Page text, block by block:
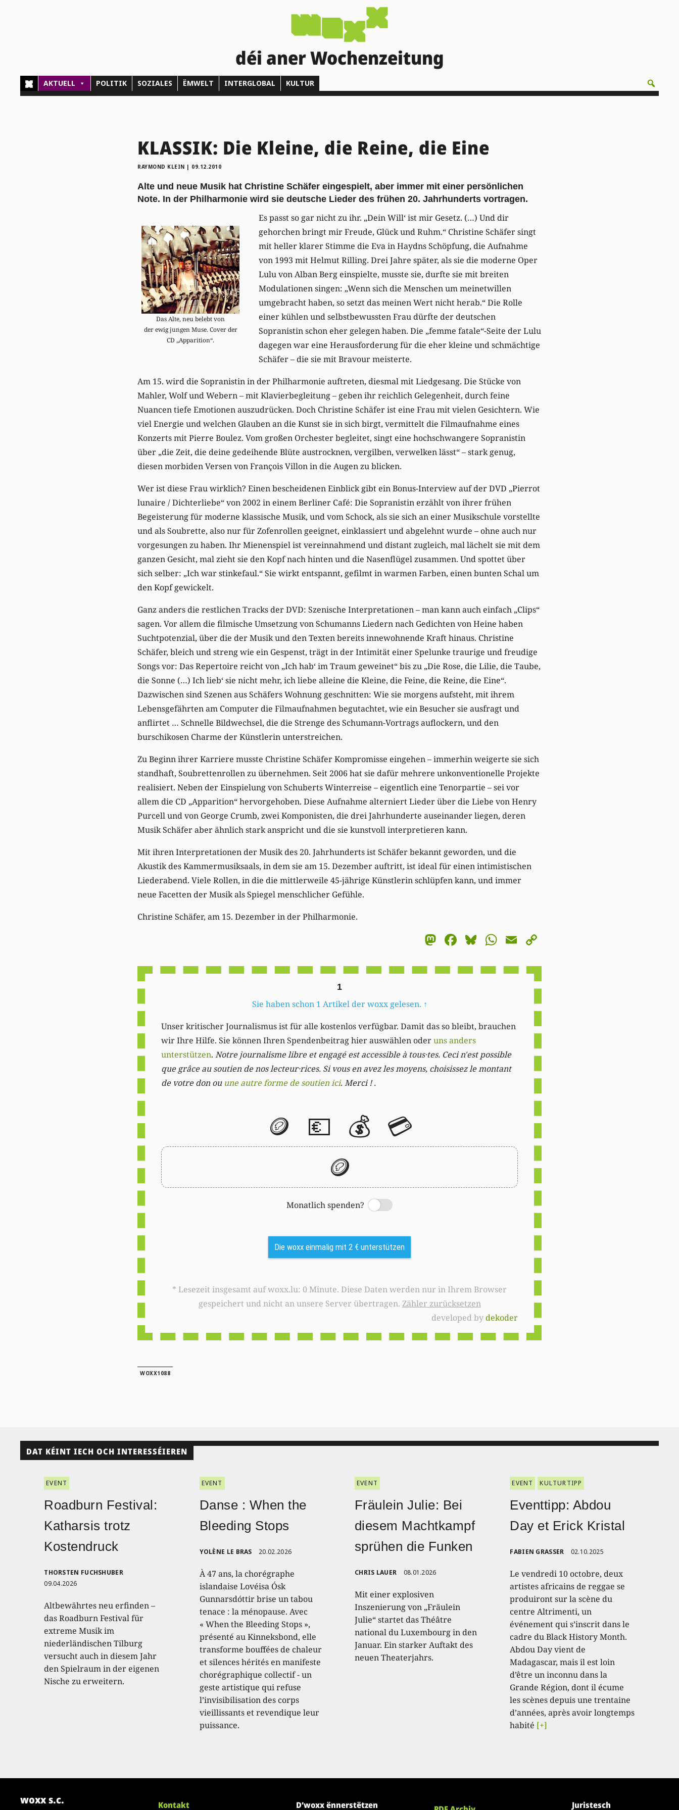
déi aner Wochenzeitung
AKTUELL POLITIK SOZIALES ËMWELT INTERGLOBAL KULTUR
KLASSIK: Die Kleine, die Reine, die Eine
RAYMOND KLEIN | 09.12.2010
Alte und neue Musik hat Christine Schäfer eingespielt, aber immer mit einer persönlichen
Note. In der Philharmonie wird sie deutsche Lieder des frühen 20. Jahrhunderts vortragen.
Das Alte, neu belebt von
der ewig jungen Muse. Cover der
CD „Apparition“.
Es passt so gar nicht zu ihr. „Dein Will‘ ist mir Gesetz. (…) Und dir
gehorchen bringt mir Freude, Glück und Ruhm.“ Christine Schäfer singt
mit heller klarer Stimme die Eva in Haydns Schöpfung, die Aufnahme
von 1993 mit Helmut Rilling. Drei Jahre später, als sie die moderne Oper
Lulu von Alban Berg einspielte, musste sie, durfte sie mit breiten
Modulationen singen: „Wenn sich die Menschen um meinetwillen
umgebracht haben, so setzt das meinen Wert nicht herab.“ Die Rolle
einer kühlen und selbstbewussten Frau dürfte der deutschen
Sopranistin schon eher gelegen haben. Die „femme fatale“-Seite der Lulu
dagegen war eine Herausforderung für die eher kleine und schmächtige
Schäfer – die sie mit Bravour meisterte.
Am 15. wird die Sopranistin in der Philharmonie auftreten, diesmal mit Liedgesang. Die Stücke von
Mahler, Wolf und Webern – mit Klavierbegleitung – geben ihr reichlich Gelegenheit, durch feine
Nuancen tiefe Emotionen auszudrücken. Doch Christine Schäfer ist eine Frau mit vielen Gesichtern. Wie
viel Energie und welchen Glauben an die Kunst sie in sich birgt, vermittelt die Filmaufnahme eines
Konzerts mit Pierre Boulez. Vom großen Orchester begleitet, singt eine hochschwangere Sopranistin
über „die Zeit, die deine gedeihende Blüte austrocknen, vergilben, verwelken lässt“ – stark genug,
diesen morbiden Versen von François Villon in die Augen zu blicken.
Wer ist diese Frau wirklich? Einen bescheidenen Einblick gibt ein Bonus-Interview auf der DVD „Pierrot
lunaire / Dichterliebe“ von 2002 in einem Berliner Café: Die Sopranistin erzählt von ihrer frühen
Begeisterung für moderne klassische Musik, und vom Schock, als sie sich an einer Musikschule vorstellte
und als Soubrette, also nur für Zofenrollen geeignet, einklassiert und abgelehnt wurde – ohne auch nur
vorgesungen zu haben. Ihr Mienenspiel ist vereinnahmend und distant zugleich, mal lächelt sie mit dem
ganzen Gesicht, mal zieht sie den Kopf nach hinten und die Nasenflügel zusammen. Und spottet über
sich selber: „Ich war stinkefaul.“ Sie wirkt entspannt, gefilmt in warmen Farben, einen bunten Schal um
den Kopf gewickelt.
Ganz anders die restlichen Tracks der DVD: Szenische Interpretationen – man kann auch einfach „Clips“
sagen. Vor allem die filmische Umsetzung von Schumanns Liedern nach Gedichten von Heine haben
Suchtpotenzial, über die der Musik und den Texten bereits innewohnende Kraft hinaus. Christine
Schäfer, bleich und streng wie ein Gespenst, trägt in der Intimität einer Spelunke traurige und freudige
Songs vor: Das Repertoire reicht von „Ich hab‘ im Traum geweinet“ bis zu „Die Rose, die Lilie, die Taube,
die Sonne (…) Ich lieb‘ sie nicht mehr, ich liebe alleine die Kleine, die Feine, die Reine, die Eine“.
Dazwischen sind Szenen aus Schäfers Wohnung geschnitten: Wie sie morgens aufsteht, mit ihrem
Lebensgefährten am Computer die Filmaufnahmen begutachtet, wie ein Besucher sie ausfragt und
anflirtet … Schnelle Bildwechsel, die die Strenge des Schumann-Vortrags auflockern, und den
burschikosen Charme der Künstlerin unterstreichen.
Zu Beginn ihrer Karriere musste Christine Schäfer Kompromisse eingehen – immerhin weigerte sie sich
standhaft, Soubrettenrollen zu übernehmen. Seit 2006 hat sie dafür mehrere unkonventionelle Projekte
realisiert. Neben der Einspielung von Schuberts Winterreise – eigentlich eine Tenorpartie – sei vor
allem die CD „Apparition“ hervorgehoben. Diese Aufnahme alterniert Lieder über die Liebe von Henry
Purcell und von George Crumb, zwei Komponisten, die drei Jahrhunderte auseinander liegen, deren
Musik Schäfer aber ähnlich stark anspricht und die sie kunstvoll interpretieren kann.
Mit ihren Interpretationen der Musik des 20. Jahrhunderts ist Schäfer bekannt geworden, und die
Akustik des Kammermusiksaals, in dem sie am 15. Dezember auftritt, ist ideal für einen intimistischen
Liederabend. Viele Rollen, in die die mittlerweile 45-jährige Künstlerin schlüpfen kann, und immer
neue Facetten der Musik als Spiegel menschlicher Gefühle.
Christine Schäfer, am 15. Dezember in der Philharmonie.
Mastodon
Facebook
Bluesky
WhatsApp
Email
1
Sie haben schon 1 Artikel der woxx gelesen. ↑
Unser kritischer Journalismus ist für alle kostenlos verfügbar. Damit das so bleibt, brauchen
wir Ihre Hilfe. Sie können Ihren Spendenbeitrag hier auswählen oderuns anders
unterstützen. Notre journalisme libre et engagé est accessible à tous·tes. Ceci n'est possible
que grâce au soutien de nos lecteur·rices. Si vous en avez les moyens, choisissez le montant
de votre don ou une autre forme de soutien ici. Merci ! .
🪙 💶 💰 💳
🪙
Monatlich spenden?
Switch
Die woxx einmalig mit 2 € unterstützen
* Lesezeit insgesamt auf woxx.lu: 0 Minute. Diese Daten werden nur in Ihrem Browser
gespeichert und nicht an unsere Server übertragen. Zähler zurücksetzen
developed bydekoder
WOXX1088
DAT KÉINT IECH OCH INTERESSÉIEREN
EVENT
Roadburn Festival:
Katharsis trotz
Kostendruck
THORSTEN FUCHSHUBER
09.04.2026
Altbewährtes neu erfinden –
das Roadburn Festival für
extreme Musik im
niederländischen Tilburg
versucht auch in diesem Jahr
den Spielraum in der eigenen
Nische zu erweitern.
EVENT
Danse : When the
Bleeding Stops
YOLÈNE LE BRAS 20.02.2026
À 47 ans, la chorégraphe
islandaise Lovéisa Ósk
Gunnarsdóttir brise un tabou
tenace : la ménopause. Avec
« When the Bleeding Stops »,
présenté au Kinneksbond, elle
transforme bouffées de chaleur
et silences hérités en manifeste
chorégraphique collectif - un
geste artistique qui refuse
l’invisibilisation des corps
vieillissants et revendique leur
puissance.
EVENT
Fräulein Julie: Bei
diesem Machtkampf
sprühen die Funken
CHRIS LAUER 08.01.2026
Mit einer explosiven
Inszenierung von „Fräulein
Julie“ startet das Théâtre
national du Luxembourg in den
Januar. Ein starker Auftakt des
neuen Theaterjahrs.
EVENT KULTURTIPP
Eventtipp: Abdou
Day et Erick Kristal
FABIEN GRASSER 02.10.2025
Le vendredi 10 octobre, deux
artistes africains de reggae se
produiront sur la scène du
centre Altrimenti, un
événement qui s’inscrit dans le
cadre du Black History Month.
Abdou Day vient de
Madagascar, mais il est loin
d’être un inconnu dans la
Grande Région, dont il écume
les scènes depuis une trentaine
d’années, après avoir longtemps
habité [+]
woxx s.c. Kontakt D’woxx ënnerstëtzen Juristesch